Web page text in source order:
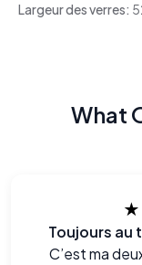
Largeur des verres:
What
Toujours au
C’est ma